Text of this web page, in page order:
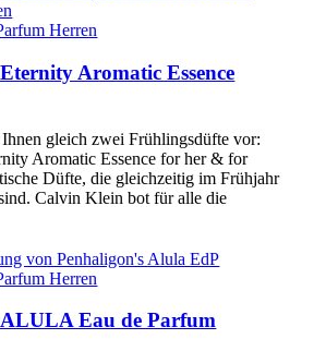
Herren
Aromatic Essence
gleich zwei Frühlingsdüfte vor:
Aromatic Essence for her & for
Düfte, die gleichzeitig im Frühjahr
Calvin Klein bot für alle die
Herren
ALULA Eau de Parfum